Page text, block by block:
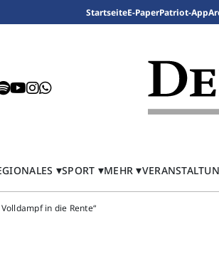
StartseiteE-PaperPatriot-App
SPORT MEHR
in die Rente“